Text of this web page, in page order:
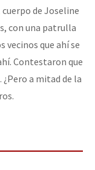
de Joseline
con una patrulla
vecinos que ahí se
Contestaron que
a mitad de la